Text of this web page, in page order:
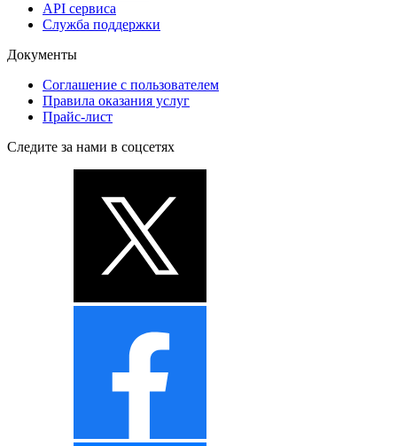
API сервиса
Служба поддержки
Документы
Соглашение с пользователем
Правила оказания услуг
Прайс-лист
Следите за нами в соцсетях